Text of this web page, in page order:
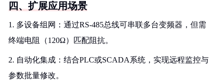
四、扩展应用场景
1. 多设备组网：通过RS-485总线可串联多台变频器，但需
终端电阻（120Ω）匹配阻抗。
2. 自动化集成：结合PLC或SCADA系统，实现远程监控与
参数批量修改。